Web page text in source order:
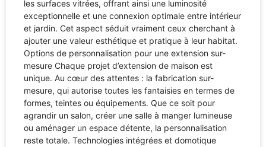
les surfaces vitrées, offrant ainsi une luminosité
exceptionnelle et une connexion optimale entre intérieur
et jardin. Cet aspect séduit vraiment ceux cherchant à
ajouter une valeur esthétique et pratique à leur habitat.
Options de personnalisation pour une extension sur-
mesure Chaque projet d’extension de maison est
unique. Au cœur des attentes : la fabrication sur-
mesure, qui autorise toutes les fantaisies en termes de
formes, teintes ou équipements. Que ce soit pour
agrandir un salon, créer une salle à manger lumineuse
ou aménager un espace détente, la personnalisation
reste totale. Technologies intégrées et domotique